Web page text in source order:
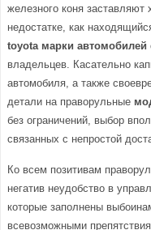
железного коня заставляют
недостатке, как
toyota марки автомобилей
владельцев. Касательно
автомобиля, а также
детали на праворульные
без ограничений, выбор
связанных с непростой
Ко всем позитивам
негатив неудобство в
которые заполнены
всевозможными